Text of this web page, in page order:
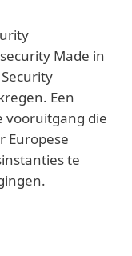
Made in
Een
vooruitgang die
Europese
te